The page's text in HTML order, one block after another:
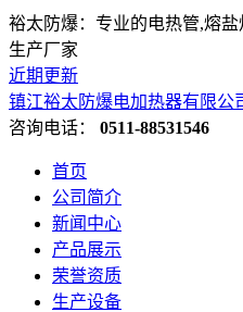
裕太防爆：专业的电热管,熔
生产厂家
近期更新
镇江裕太防爆电加热器有限公
咨询电话： 0511-88531546
首页
公司简介
新闻中心
产品展示
荣誉资质
生产设备